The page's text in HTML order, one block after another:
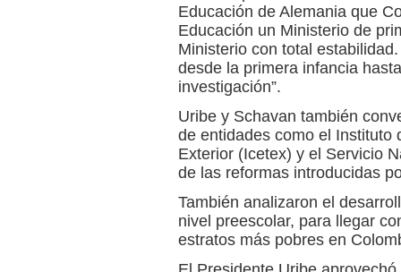
Educación de Alemania que
Educación un Ministerio de
Ministerio con total
desde la primera infancia
investigación”.
Uribe y Schavan también
de entidades como el Instituto
Exterior (Icetex) y el Servicio
de las reformas introducidas
También analizaron el
nivel preescolar, para llegar
estratos más pobres en